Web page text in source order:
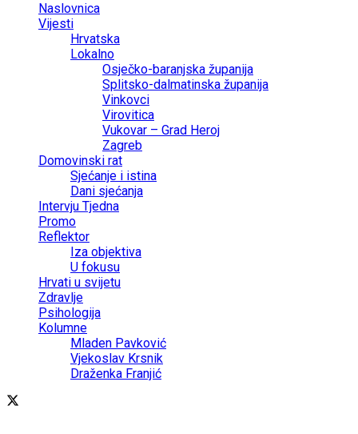
Naslovnica
Vijesti
Hrvatska
Lokalno
Osječko-baranjska županija
Splitsko-dalmatinska županija
Vinkovci
Virovitica
Vukovar – Grad Heroj
Zagreb
Domovinski rat
Sjećanje i istina
Dani sjećanja
Intervju Tjedna
Promo
Reflektor
Iza objektiva
U fokusu
Hrvati u svijetu
Zdravlje
Psihologija
Kolumne
Mladen Pavković
Vjekoslav Krsnik
Draženka Franjić